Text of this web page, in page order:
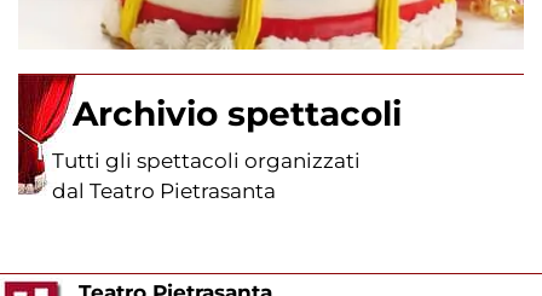
Archivio spettacoli
Tutti gli spettacoli organizzati
dal Teatro Pietrasanta